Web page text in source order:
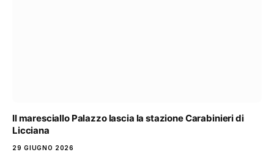
Il maresciallo Palazzo lascia la stazione Carabinieri di
Licciana
29 GIUGNO 2026